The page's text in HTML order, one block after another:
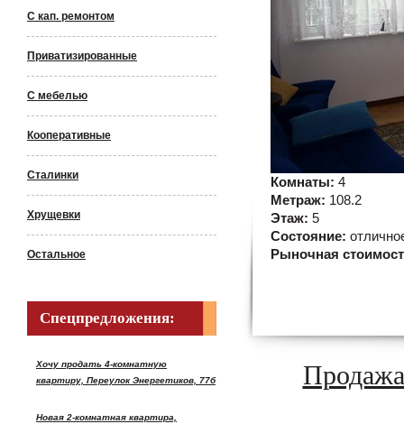
С кап. ремонтом
Приватизированные
С мебелью
Кооперативные
Сталинки
Хрущевки
Остальное
Спецпредложения:
Хочу продать 4-комнатную
квартиру, Переулок Энергетиков, 77б
Новая 2-комнатная квартира,
Комнаты: 4
Метраж: 108.2
Этаж: 5
Состояние:
Рыночная